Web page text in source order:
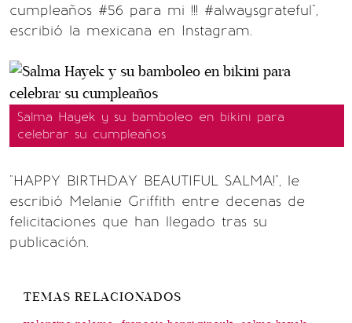
cumpleaños #56 para mi !!! #alwaysgrateful",
escribió la mexicana en Instagram.
Salma Hayek y su bamboleo en bikini para
celebrar su cumpleaños
"HAPPY BIRTHDAY BEAUTIFUL SALMA!", le
escribió Melanie Griffith entre decenas de
felicitaciones que han llegado tras su
publicación.
TEMAS RELACIONADOS